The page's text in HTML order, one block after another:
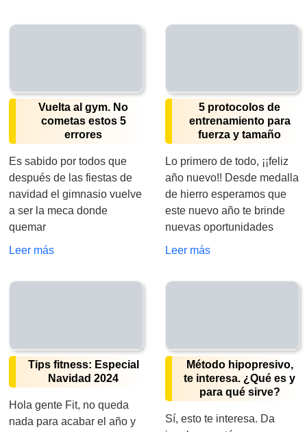
Vuelta al gym. No
cometas estos 5
errores
Es sabido por todos que
después de las fiestas de
navidad el gimnasio vuelve
a ser la meca donde
quemar
Leer más
5 protocolos de
entrenamiento para
fuerza y tamaño
Lo primero de todo, ¡¡feliz
año nuevo!! Desde medalla
de hierro esperamos que
este nuevo año te brinde
nuevas oportunidades
Leer más
Tips fitness: Especial
Navidad 2024
Hola gente Fit, no queda
nada para acabar el año y
Método hipopresivo,
te interesa. ¿Qué es y
para qué sirve?
Sí, esto te interesa. Da